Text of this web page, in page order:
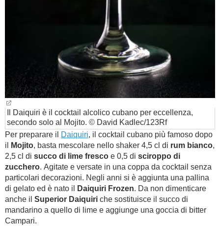
Il Daiquiri è il cocktail alcolico cubano per eccellenza,
secondo solo al Mojito. © David Kadlec/123Rf
Per preparare il
Daiquiri, il cocktail cubano più famoso dopo
il
Mojito, basta mescolare nello shaker 4,5 cl di rum bianco,
2,5 cl di succo di lime fresco e 0,5 di sciroppo di
zucchero. Agitate e versate in una coppa da cocktail senza
particolari decorazioni. Negli anni si è aggiunta una pallina
di gelato ed è nato il
Daiquiri Frozen. Da non dimenticare
anche il Superior Daiquiri che sostituisce il succo di
mandarino a quello di lime e aggiunge una goccia di bitter
Campari.